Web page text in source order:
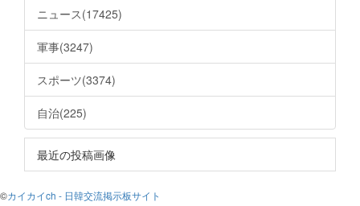
ニュース(17425)
軍事(3247)
スポーツ(3374)
自治(225)
最近の投稿画像
©カイカイch - 日韓交流掲示板サイト